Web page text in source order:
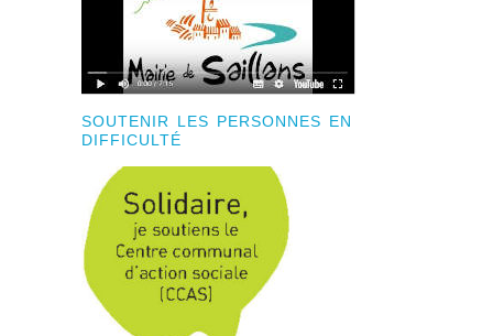
SOUTENIR LES PERSONNES EN
DIFFICULTÉ